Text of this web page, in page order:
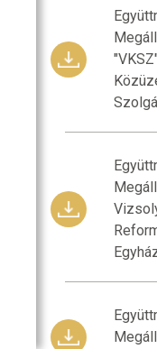
PROGRAM